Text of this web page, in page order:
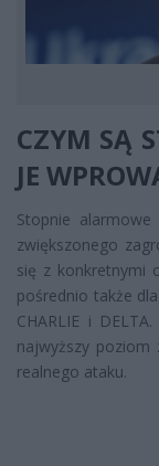
CZYM SĄ
JE
Stopnie
zwiększonego
się z konkretnymi
pośrednio także
CHARLIE i
najwyższy poziom
realnego ataku.